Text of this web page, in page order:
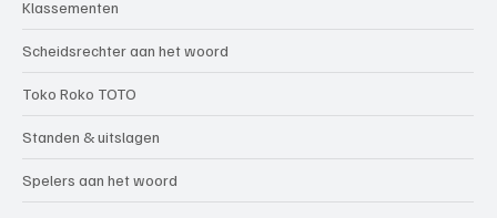
Klassementen
Scheidsrechter aan het woord
Toko Roko TOTO
Standen & uitslagen
Spelers aan het woord